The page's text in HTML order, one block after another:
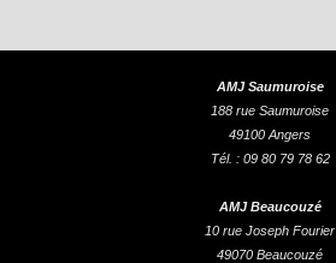
AMJ Saumuroise
188 rue Saumuroise
49100 Angers
Tél. : 09 80 79 78 62
AMJ Beaucouzé
10 rue Joseph Fourier
49070 Beaucouzé